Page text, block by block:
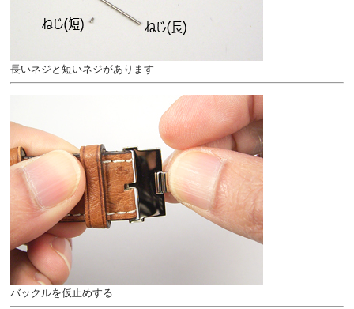
長いネジと短いネジがあります
バックルを仮止めする